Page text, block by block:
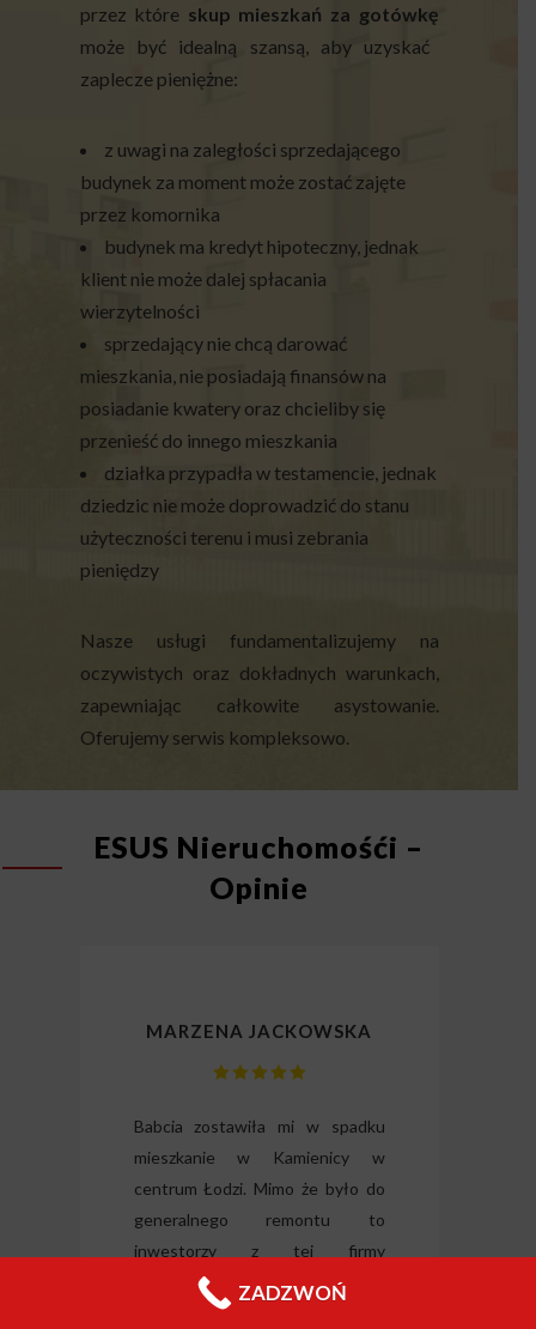
przez które skup mieszkań za gotówkę
może być idealną szansą, aby uzyskać
zaplecze pieniężne:
z uwagi na zaległości sprzedającego
budynek za moment może zostać zajęte
przez komornika
budynek ma kredyt hipoteczny, jednak
klient nie może dalej spłacania
wierzytelności
sprzedający nie chcą darować
mieszkania, nie posiadają finansów na
posiadanie kwatery oraz chcieliby się
przenieść do innego mieszkania
działka przypadła w testamencie, jednak
dziedzic nie może doprowadzić do stanu
użyteczności terenu i musi zebrania
pieniędzy
Nasze usługi fundamentalizujemy na
oczywistych oraz dokładnych warunkach,
zapewniając całkowite asystowanie.
Oferujemy serwis kompleksowo.
ESUS Nieruchomośći –
Opinie
MARZENA JACKOWSKA
Babcia zostawiła mi w spadku
mieszkanie w Kamienicy w
centrum Łodzi. Mimo że było do
generalnego remontu to
inwestorzy z tej firmy
zdecydowali się je odkupić od ręki.
Chciałabym podziękować panu
ZADZWOŃ